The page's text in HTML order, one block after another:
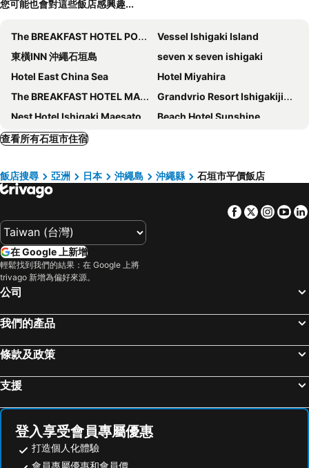
您可能也會對這些飯店感興趣...
The BREAKFAST HOTEL PORTO Ishigakijima
Vessel Ishigaki Island
東橫INN 沖繩石垣島
seven x seven ishigaki
Hotel East China Sea
Hotel Miyahira
The BREAKFAST HOTEL MARCHE Ishigakijima
Grandvrio Resort Ishigakijima Villa Garden
Nest Hotel Ishigaki Maesato Beach
Beach Hotel Sunshine
Ishigaki Seaside
Hotel Tulip Ishigakijima
Route Inn Grantia Ishigaki
VIVOVIVA石垣島
イリワ -stay&coffee iriwa-
Vivoviva Ishigakijima
Okinawa Kariyushi Resort EXES Ishigaki
Club Med Kabira - Ishigaki
Sun Green Resort Hotel Ishigaki
Hotel Emerald Isle Ishigakijima
Guest House Suntoru
Hotel Kaiho Ishigakijima
THIRD ishigakijima
Paikaji
Hotel Patina Ishigakijima
HOTEL tuka miika
查看所有石垣市住宿
飯店搜尋 亞洲 日本 沖繩島 沖繩縣 石垣市平價飯店
Facebook
Twitter
在 Google 上新增
輕鬆找到我們的結果：在 Google 上將
trivago 新增為偏好來源。
公司
我們的產品
條款及政策
支援
登入享受會員專屬優惠
打造個人化體驗
會員專屬優惠和會員價